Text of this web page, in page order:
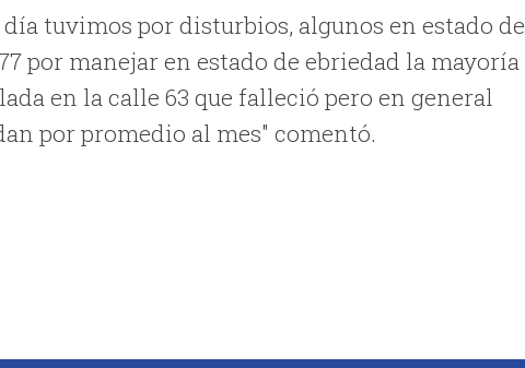
tuvimos por disturbios, algunos en estado de
por manejar en estado de ebriedad la mayoría
en la calle 63 que falleció pero en general
por promedio al mes" comentó.